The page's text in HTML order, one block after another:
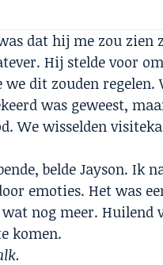
dat hij me zou
Hij stelde voor
dit zouden regelen.
was geweest,
We wisselden
belde Jayson. Ik
emoties. Het was
nog meer. Huilend
komen.